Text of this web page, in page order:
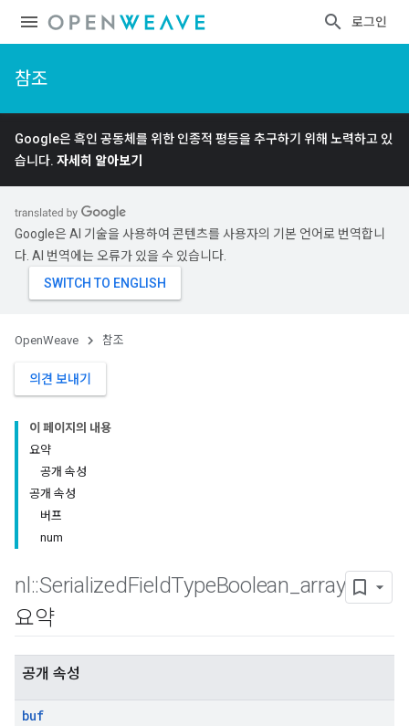
로그인
참조
Google은 흑인 공동체를 위한 인종적 평등을 추구하기 위해 노력하고 있
습니다. 자세히 알아보기
Google은 AI 기술을 사용하여 콘텐츠를 사용자의 기본 언어로 번역합니
다. AI 번역에는 오류가 있을 수 있습니다.
OpenWeave 참조
의견 보내기
이 페이지의 내용
요약
공개 속성
공개 속성
버프
num
nl ::SerializedFieldTypeBoolean array
요약
공개 속성
buf